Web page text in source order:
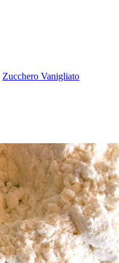
Zucchero Vanigliato